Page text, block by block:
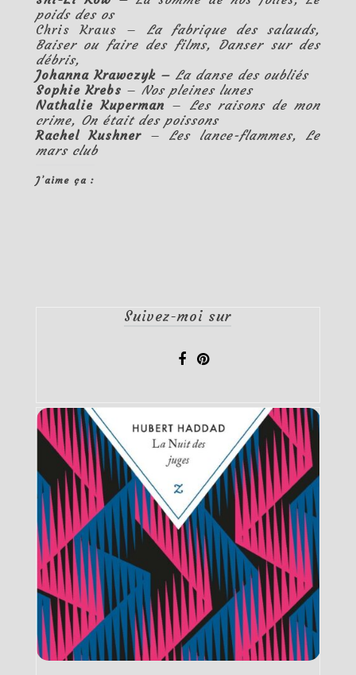
poids des os
Chris Kraus – La fabrique des salauds,
Baiser ou faire des films, Danser sur des
débris,
Johanna Krawczyk – La danse des oubliés
Sophie Krebs – Nos pleines lunes
Nathalie Kuperman – Les raisons de mon
crime, On était des poissons
Rachel Kushner–Les lance-flammes,Le
mars club
J’aime ça :
Suivez-moi sur